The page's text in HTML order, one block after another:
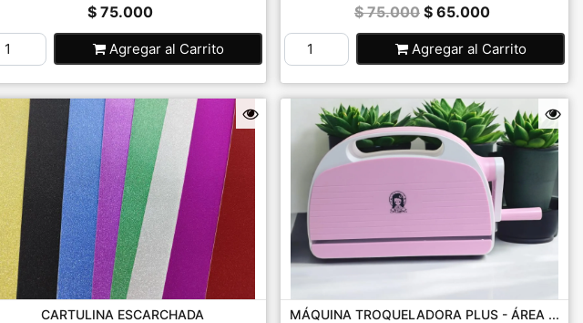
$ 75.000
Agregar al Carrito
$ 75.000 $ 65.000
Agregar al Carrito
CARTULINA ESCARCHADA MÁQUINA TROQUELADORA PLUS - ÁREA ...